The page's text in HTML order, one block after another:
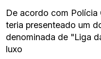
De acordo com Polícia
teria presenteado um
denominada de "Liga
luxo